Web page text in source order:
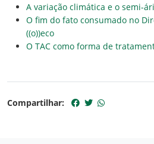
A variação climática e o semi-
O fim do fato consumado no
((o))eco
O TAC como forma de
Compartilhar: